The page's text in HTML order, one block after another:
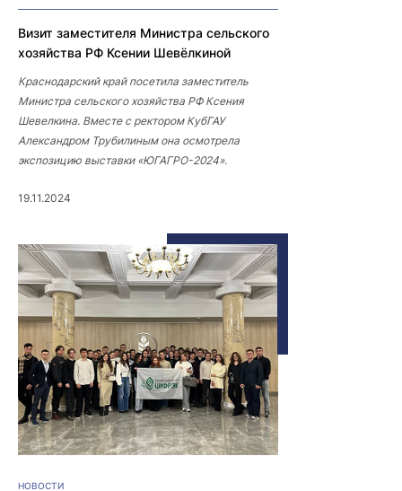
Визит заместителя Министра сельского
хозяйства РФ Ксении Шевёлкиной
Краснодарский край посетила заместитель
Министра сельского хозяйства РФ Ксения
Шевелкина. Вместе с ректором КубГАУ
Александром Трубилиным она осмотрела
экспозицию выставки «ЮГАГРО-2024».
19.11.2024
НОВОСТИ